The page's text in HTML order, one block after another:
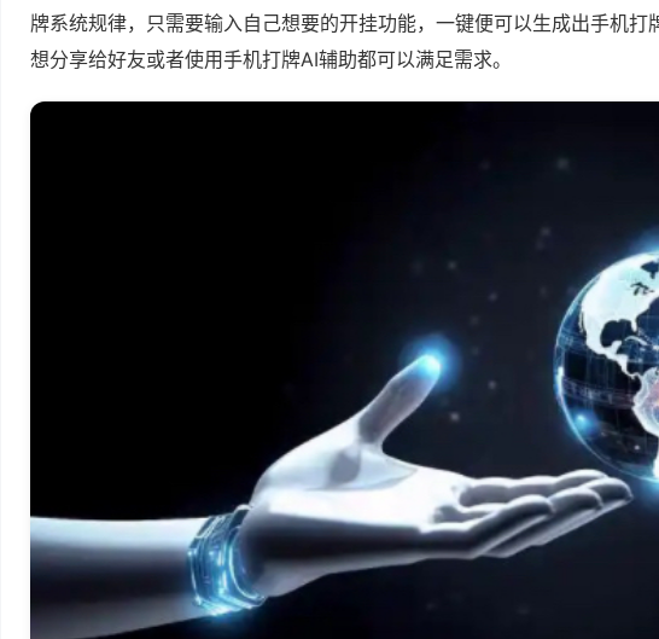
牌系统规律，只需要输入自己想要的开挂功能，一键便可以生成出手机打
想分享给好友或者使用手机打牌AI辅助都可以满足需求。